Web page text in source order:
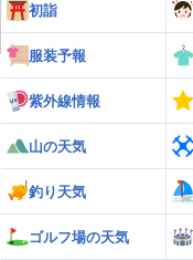
初詣
服装予報
紫外線情報
山の天気
釣り天気
ゴルフ場の天気